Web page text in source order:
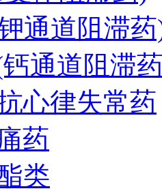
通道阻滞
通道阻滞
心律失常药
药
类